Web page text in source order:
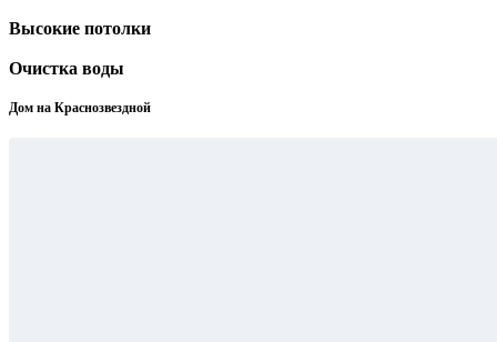
Высокие потолки
Очистка воды
Дом на Краснозвездной